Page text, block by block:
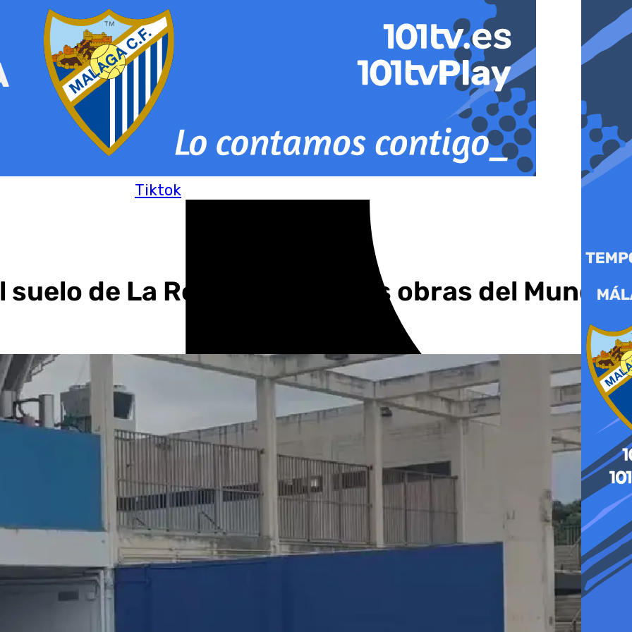
Tiktok
de La Rosaleda para las obras del Mundial